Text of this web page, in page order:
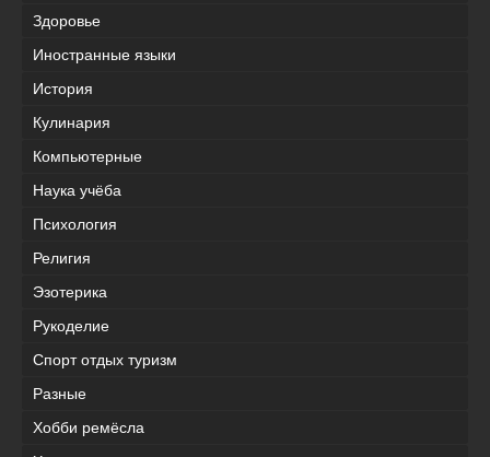
Здоровье
Иностранные языки
История
Кулинария
Компьютерные
Наука учёба
Психология
Религия
Эзотерика
Рукоделие
Спорт отдых туризм
Разные
Хобби ремёсла